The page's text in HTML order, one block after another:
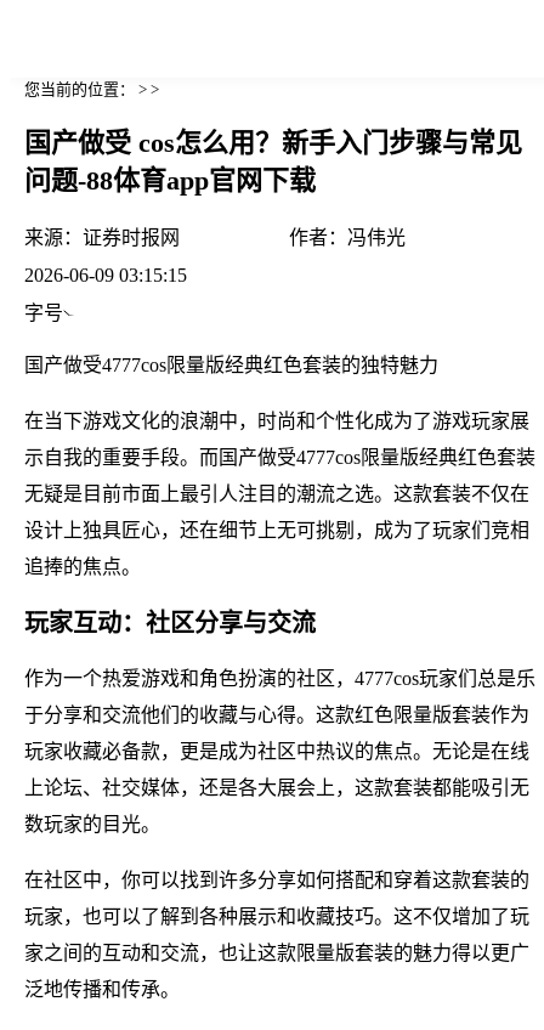
您当前的位置： > >
国产做受 cos怎么用？新手入门步骤与常见
问题-88体育app官网下载
来源： 证券时报网 作者： 冯伟光
2026-06-09 03:15:15
字号
国产做受4777cos限量版经典红色套装的独特魅力
在当下游戏文化的浪潮中，时尚和个性化成为了游戏玩家展
示自我的重要手段。而国产做受4777cos限量版经典红色套装
无疑是目前市面上最引人注目的潮流之选。这款套装不仅在
设计上独具匠心，还在细节上无可挑剔，成为了玩家们竞相
追捧的焦点。
玩家互动：社区分享与交流
作为一个热爱游戏和角色扮演的社区，4777cos玩家们总是乐
于分享和交流他们的收藏与心得。这款红色限量版套装作为
玩家收藏必备款，更是成为社区中热议的焦点。无论是在线
上论坛、社交媒体，还是各大展会上，这款套装都能吸引无
数玩家的目光。
在社区中，你可以找到许多分享如何搭配和穿着这款套装的
玩家，也可以了解到各种展示和收藏技巧。这不仅增加了玩
家之间的互动和交流，也让这款限量版套装的魅力得以更广
泛地传播和传承。